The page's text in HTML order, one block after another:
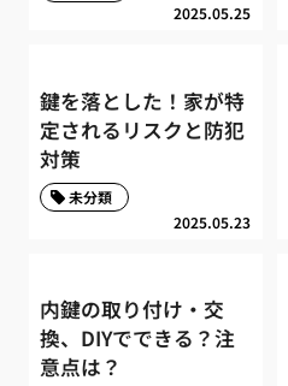
2025.05.25
鍵を落とした！家が特
定されるリスクと防犯
対策
2025.05.23
未分類
内鍵の取り付け・交
換、DIYでできる？注
意点は？